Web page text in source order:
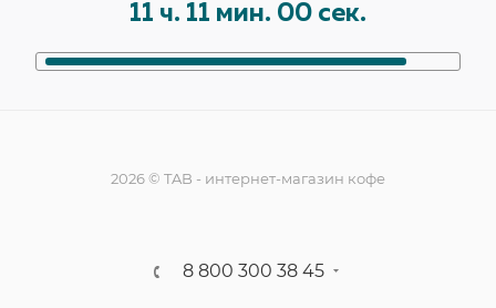
11 ч. 11 мин. 00 сек.
2026 © TAB - интернет-магазин кофе
8 800 300 38 45